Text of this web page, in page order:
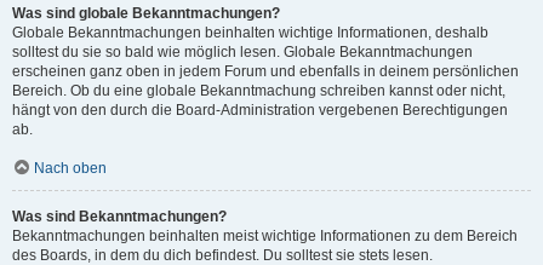
Was sind globale Bekanntmachungen?
Globale Bekanntmachungen beinhalten wichtige Informationen, deshalb
solltest du sie so bald wie möglich lesen. Globale Bekanntmachungen
erscheinen ganz oben in jedem Forum und ebenfalls in deinem persönlichen
Bereich. Ob du eine globale Bekanntmachung schreiben kannst oder nicht,
hängt von den durch die Board-Administration vergebenen Berechtigungen
ab.
Nach oben
Was sind Bekanntmachungen?
Bekanntmachungen beinhalten meist wichtige Informationen zu dem Bereich
des Boards, in dem du dich befindest. Du solltest sie stets lesen.